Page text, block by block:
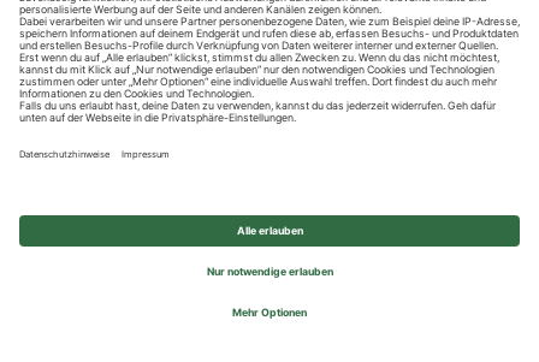
Impressum
Privatsphäre-Einstellungen
© 2026 REWE Group - All rights reserved